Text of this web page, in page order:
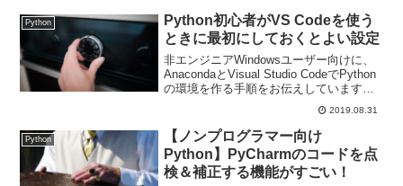
Python
Python初心者がVS Codeを使う
ときに最初にしておくとよい設定
非エンジニアWindowsユーザー向けに、
AnacondaとVisual Studio CodeでPython
の環境を作る手順をお伝えしています。
今回は、VS Codeを使うときに最初にし
ておくとよい設定についてです。
2019.08.31
Python
【ノンプログラマー向け
Python】PyCharmのコードを点
検＆補正する機能がすごい！